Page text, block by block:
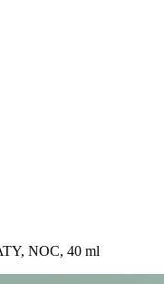
NOC, 40 ml